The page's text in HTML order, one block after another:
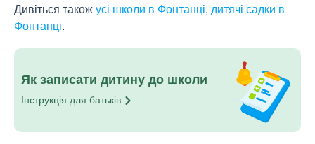
Дивіться такожусі школи в Фонтанці, дитячі садки в
Фонтанці.
Як записати дитину до школи
Інструкція для батьків